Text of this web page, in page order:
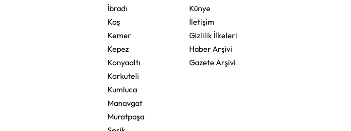
İbradı
Kaş
Kemer
Kepez
Konyaaltı
Korkuteli
Kumluca
Manavgat
Muratpaşa
Künye
İletişim
Gizlilik İlkeleri
Haber Arşivi
Gazete Arşivi